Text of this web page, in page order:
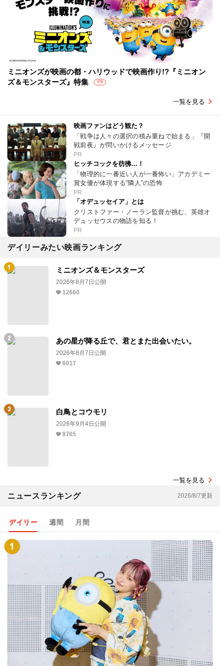
ミニオンズが映画の都・ハリウッドで映画作り!?『ミニオン
ズ＆モンスターズ』特集
PR
一覧を見る
映画ファンはどう観た？
「戦争は人々の選択の積み重ねで始まる」『開
戦前夜』が問いかけるメッセージ
PR
ヒッチコックを彷彿…！
「物理的に一番近い人が一番怖い」アカデミー
賞女優が体現する“隣人”の恐怖
PR
「オデュッセイア」とは
クリストファー・ノーラン監督が挑む、英雄オ
デュッセウスの物語を知る！
PR
デイリーみたい映画ランキング
ミニオンズ＆モンスターズ
2026年8月7日公開
12660
あの星が降る丘で、君とまた出会いたい。
2026年8月7日公開
6017
白鳥とコウモリ
2026年9月4日公開
8765
一覧を見る
ニュースランキング 2026/8/7更新
デイリー 週間 月間